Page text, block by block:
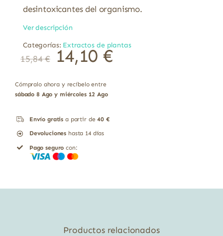
desintoxicantes del organismo.
Ver descripción
Categorías: Extractos de plantas
15,84€ El
precio
era:
15,84 €.
14,10 €El
Cómpralo ahora y recíbelo entre
sábado 8 Ago y miércoles 12 Ago
Envío gratis a partir de40 €
Devoluciones hasta 14 días
Pago seguro con:
Productos relacionados